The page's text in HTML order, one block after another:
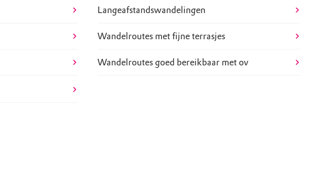
Langeafstandswandelingen
Wandelroutes met fijne terrasjes
Wandelroutes goed bereikbaar met ov